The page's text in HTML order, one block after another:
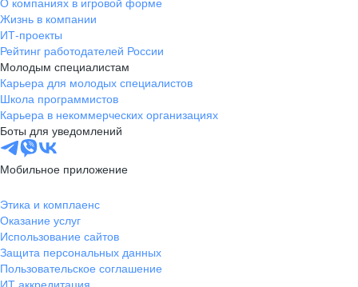
Жизнь в компании
ИТ-проекты
Рейтинг работодателей России
Молодым специалистам
Карьера для молодых специалистов
Школа программистов
Карьера в некоммерческих организациях
Боты для уведомлений
Мобильное приложение
Этика и комплаенс
Оказание услуг
Использование сайтов
Защита персональных данных
Пользовательское соглашение